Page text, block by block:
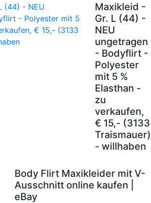
Maxikleid -
Gr. L (44) -
NEU
ungetragen
- Bodyflirt -
Polyester
mit 5 %
Elasthan -
zu
verkaufen,
€ 15,- (3133
Traismauer)
- willhaben
Body Flirt Maxikleider mit V-
Ausschnitt online kaufen |
eBay